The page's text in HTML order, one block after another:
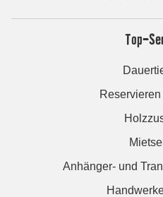
Top-
Anhänger- und